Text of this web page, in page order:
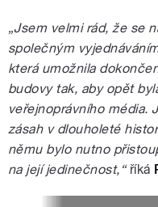
„Jsem velmi rád, že se
společným
která umožnila
budovy tak, aby opět
veřejnoprávního média.
zásah v dlouholeté
němu bylo nutno
na její jedinečnost,“říká